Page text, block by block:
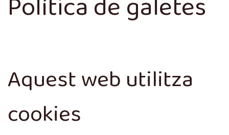
Aquest web utilitza
cookies